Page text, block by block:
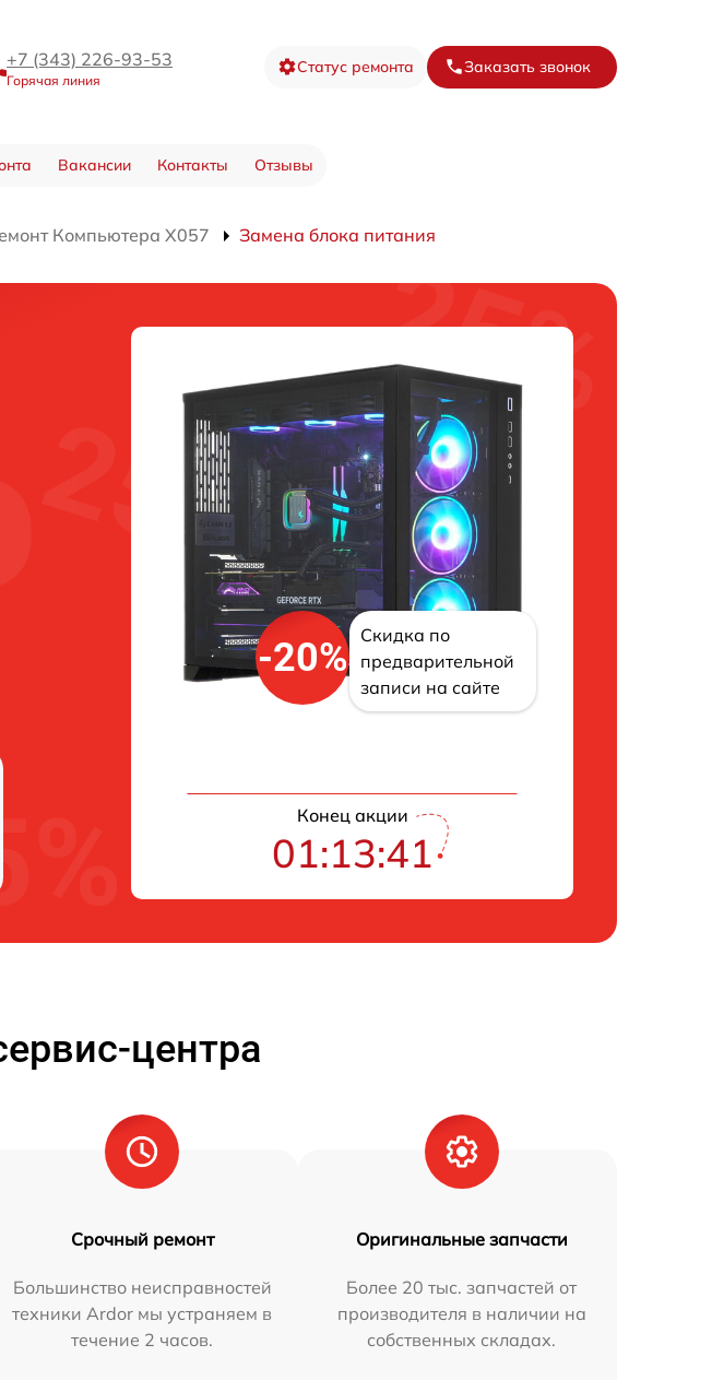
+7 (343) 226-93-53
Горячая линия
Статус ремонта Заказать звонок
Вакансии Контакты Отзывы
Компьютера X057 Замена блока питания
-20%
Скидка по
предварительной
записи на сайте
Конец акции
01:13:40
центра
Срочный ремонт
Большинство неисправностей
техники Ardor мы устраняем в
течение 2 часов.
Оригинальные запчасти
Более 20 тыс. запчастей от
производителя в наличии на
собственных складах.